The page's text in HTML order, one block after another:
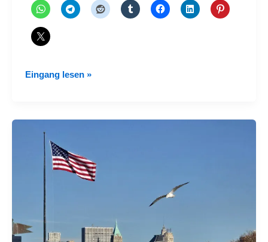
Tampa:
Florida
kennen
sollten
Eingang lesen »